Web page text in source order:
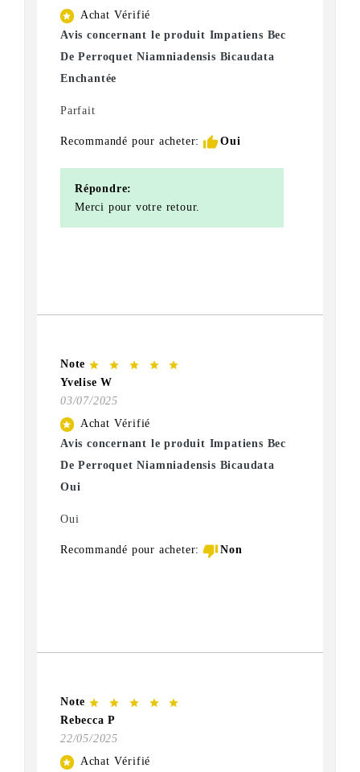
star
Achat Vérifié
Avis concernant le produit Impatiens Bec
De Perroquet Niamniadensis Bicaudata
Enchantée
Parfait
Recommandé pour acheter: thumb_upOui
Répondre:
Merci pour votre retour.
Note star star star star star
Yvelise W
03/07/2025
star
Achat Vérifié
Avis concernant le produit Impatiens Bec
De Perroquet Niamniadensis Bicaudata
Oui
Oui
Recommandé pour acheter: thumb_downNon
Note star star star star star
Rebecca P
22/05/2025
star
Achat Vérifié